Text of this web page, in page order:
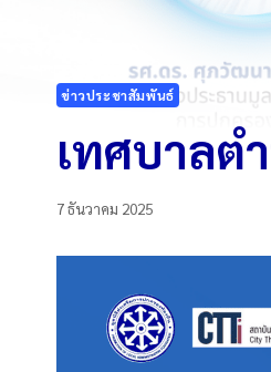
ข่าวประชาสัมพันธ์
เทศบาลต
7 ธันวาคม 2025